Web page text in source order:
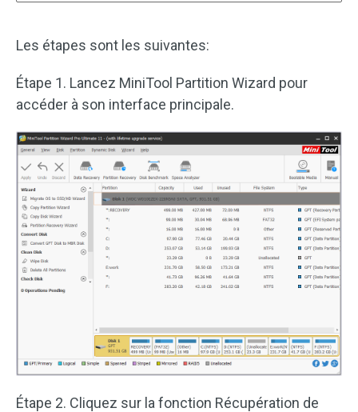
Les étapes sont les suivantes:
Étape 1. Lancez MiniTool Partition Wizard pour
accéder à son interface principale.
Étape 2. Cliquez sur la fonction Récupération de